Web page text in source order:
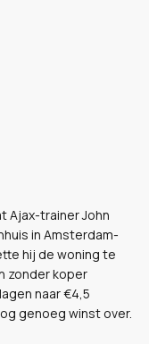
Ajax-trainer John
in Amsterdam-
hij de woning te
zonder koper
naar €4,5
genoeg winst over.